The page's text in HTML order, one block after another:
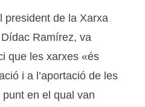
president de la Xarxa
Ramírez, va
que les xarxes «és
i a l’aportació de les
en el qual van